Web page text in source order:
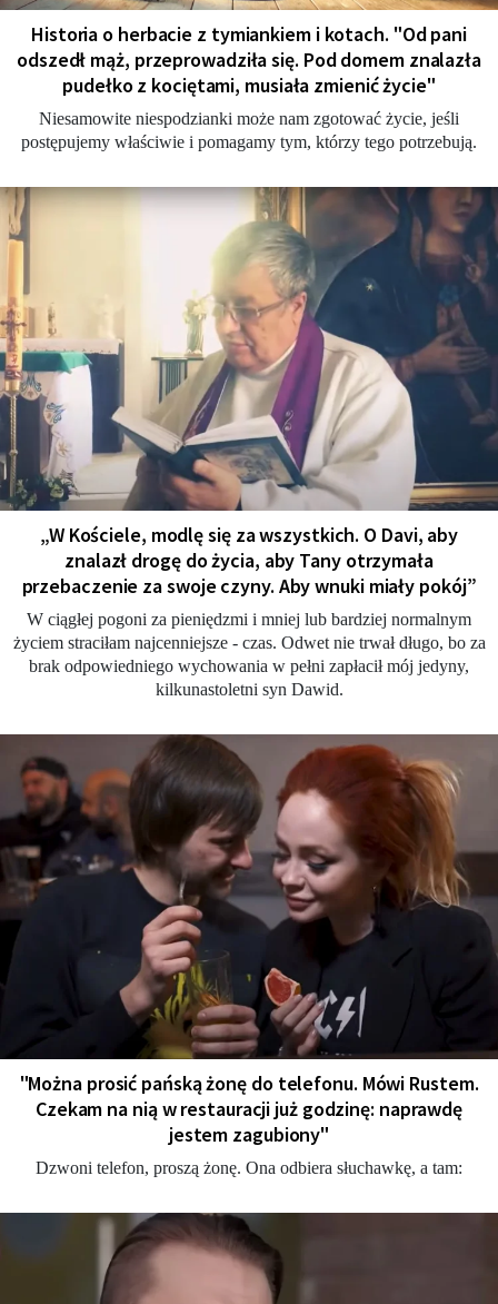
Historia o herbacie z tymiankiem i kotach. "Od pani
odszedł mąż, przeprowadziła się. Pod domem znalazła
pudełko z kociętami, musiała zmienić życie"
Niesamowite niespodzianki może nam zgotować życie, jeśli
postępujemy właściwie i pomagamy tym, którzy tego potrzebują.
„W Kościele, modlę się za wszystkich. O Davi, aby
znalazł drogę do życia, aby Tany otrzymała
przebaczenie za swoje czyny. Aby wnuki miały pokój”
W ciągłej pogoni za pieniędzmi i mniej lub bardziej normalnym
życiem straciłam najcenniejsze - czas. Odwet nie trwał długo, bo za
brak odpowiedniego wychowania w pełni zapłacił mój jedyny,
kilkunastoletni syn Dawid.
"Można prosić pańską żonę do telefonu. Mówi Rustem.
Czekam na nią w restauracji już godzinę: naprawdę
jestem zagubiony"
Dzwoni telefon, proszą żonę. Ona odbiera słuchawkę, a tam: